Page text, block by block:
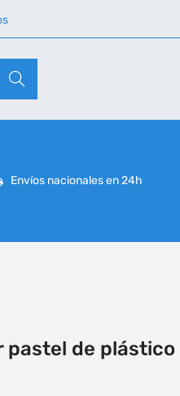
Buscar
Envíos nacionales en 24h
pastel de plástico